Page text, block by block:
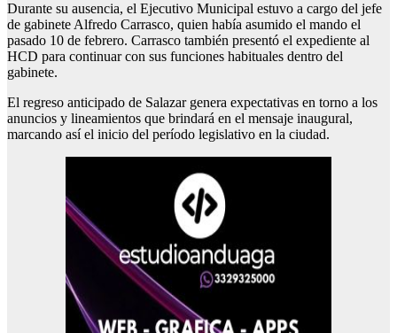
Durante su ausencia, el Ejecutivo Municipal estuvo a cargo del jefe
de gabinete Alfredo Carrasco, quien había asumido el mando el
pasado 10 de febrero. Carrasco también presentó el expediente al
HCD para continuar con sus funciones habituales dentro del
gabinete.
El regreso anticipado de Salazar genera expectativas en torno a los
anuncios y lineamientos que brindará en el mensaje inaugural,
marcando así el inicio del período legislativo en la ciudad.